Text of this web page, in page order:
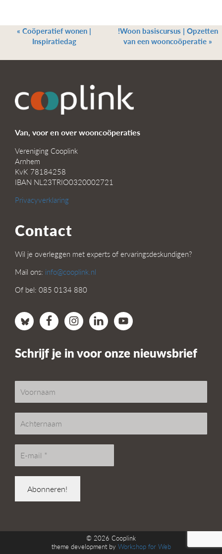
« Coöperatief wonen |
Inspiratiedag
!Woon basiscursus | Opzetten
van een wooncoöperatie »
Van, voor en over wooncoöperaties
Vereniging Cooplink
Arnhem
KvK 78184258
IBAN NL23TRIO0320002721
Privacyverklaring
Contact
Wil je overleggen met experts of ervaringsdeskundigen?
Mail ons: info@cooplink.nl
Of bel: 085 0134 880
Schrijf je in voor onze nieuwsbrief
© 2026 Cooplink
theme development by Workshop for Web